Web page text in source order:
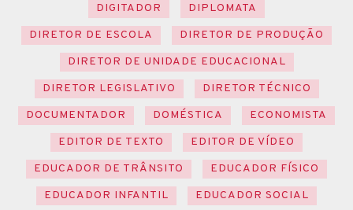
DIGITADOR
DIPLOMATA
DIRETOR DE ESCOLA
DIRETOR DE PRODUÇÃO
DIRETOR DE UNIDADE EDUCACIONAL
DIRETOR LEGISLATIVO
DIRETOR TÉCNICO
DOCUMENTADOR
DOMÉSTICA
ECONOMISTA
EDITOR DE TEXTO
EDITOR DE VÍDEO
EDUCADOR DE TRÂNSITO
EDUCADOR FÍSICO
EDUCADOR INFANTIL
EDUCADOR SOCIAL